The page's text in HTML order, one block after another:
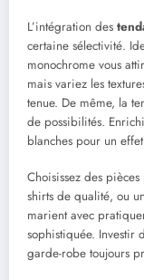
L’intégration des
certaine sélectivité.
monochrome vous
mais variez les
tenue. De même, la
de possibilités.
blanches pour un
Choisissez des
shirts de qualité, ou
marient avec
sophistiquée. Investir
garde-robe toujours